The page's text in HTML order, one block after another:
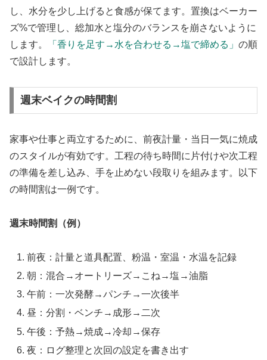
し、水分を少し上げると食感が保てます。置換はベーカー
ズ%で管理し、総加水と塩分のバランスを崩さないように
します。
「香りを足す→水を合わせる→塩で締める」 の順
で設計します。
週末ベイクの時間割
家事や仕事と両立するために、前夜計量・当日一気に焼成
のスタイルが有効です。工程の待ち時間に片付けや次工程
の準備を差し込み、手を止めない段取りを組みます。以下
の時間割は一例です。
週末時間割（例）
前夜：計量と道具配置、粉温・室温・水温を記録
朝：混合→オートリーズ→こね→塩→油脂
午前：一次発酵→パンチ→一次後半
昼：分割・ベンチ→成形→二次
午後：予熱→焼成→冷却→保存
夜：ログ整理と次回の設定を書き出す